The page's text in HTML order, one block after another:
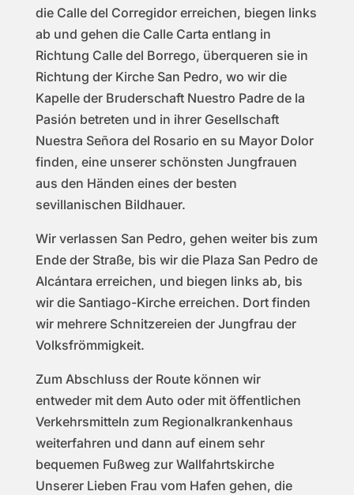
die Calle del Corregidor erreichen, biegen links
ab und gehen die Calle Carta entlang in
Richtung Calle del Borrego, überqueren sie in
Richtung der Kirche San Pedro, wo wir die
Kapelle der Bruderschaft Nuestro Padre de la
Pasión betreten und in ihrer Gesellschaft
Nuestra Señora del Rosario en su Mayor Dolor
finden, eine unserer schönsten Jungfrauen
aus den Händen eines der besten
sevillanischen Bildhauer.
Wir verlassen San Pedro, gehen weiter bis zum
Ende der Straße, bis wir die Plaza San Pedro de
Alcántara erreichen, und biegen links ab, bis
wir die Santiago-Kirche erreichen. Dort finden
wir mehrere Schnitzereien der Jungfrau der
Volksfrömmigkeit.
Zum Abschluss der Route können wir
entweder mit dem Auto oder mit öffentlichen
Verkehrsmitteln zum Regionalkrankenhaus
weiterfahren und dann auf einem sehr
bequemen Fußweg zur Wallfahrtskirche
Unserer Lieben Frau vom Hafen gehen, die